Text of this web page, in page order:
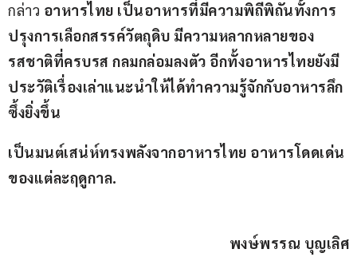
กล่าว อาหารไทย เป็นอาหารที่มีความพิถีพิถันทั้งการ
ปรุงการเลือกสรรค์วัตถุดิบ มีความหลากหลายของ
รสชาติที่ครบรส กลมกล่อมลงตัว อีกทั้งอาหารไทยยังมี
ประวัติเรื่องเล่าแนะนำให้ได้ทำความรู้จักกับอาหารลึก
ซึ้งยิ่งขึ้น
เป็นมนต์เสน่ห์ทรงพลังจากอาหารไทย อาหารโดดเด่น
ของแต่ละฤดูกาล.
พงษ์พรรณ บุญเลิศ